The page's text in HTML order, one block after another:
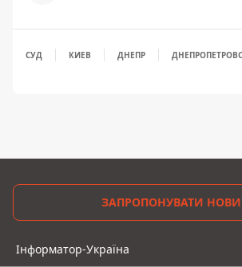
СУД КИЕВ ДНЕПР
ЗАПРОПОНУВАТИ
Інформатор-Україна